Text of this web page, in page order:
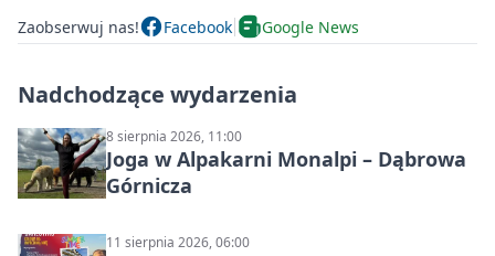
Zaobserwuj nas! Facebook Google News
Nadchodzące wydarzenia
8 sierpnia 2026, 11:00
Joga w Alpakarni Monalpi – Dąbrowa
Górnicza
11 sierpnia 2026, 06:00